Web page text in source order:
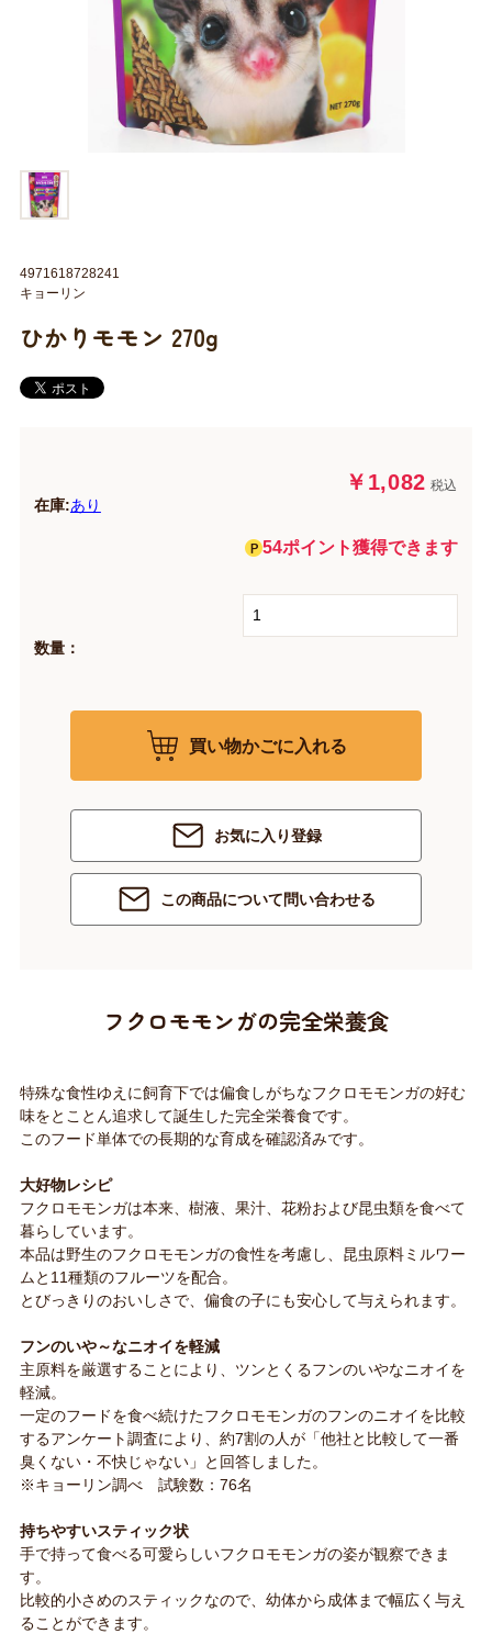
ひかりモモン 270g
￥1,082 税込
在庫:あり
54ポイント獲得できます
数量：
買い物かごに入れる
お気に入り登録
この商品について問い合わせる
4971618728241
キョーリン
フクロモモンガの完全栄養食
特殊な食性ゆえに飼育下では偏食しがちなフクロモモンガの好む
味をとことん追求して誕生した完全栄養食です。
このフード単体での長期的な育成を確認済みです。
大好物レシピ
フクロモモンガは本来、樹液、果汁、花粉および昆虫類を食べて
暮らしています。
本品は野生のフクロモモンガの食性を考慮し、昆虫原料ミルワー
ムと11種類のフルーツを配合。
とびっきりのおいしさで、偏食の子にも安心して与えられます。
フンのいや～なニオイを軽減
主原料を厳選することにより、ツンとくるフンのいやなニオイを
軽減。
一定のフードを食べ続けたフクロモモンガのフンのニオイを比較
するアンケート調査により、約7割の人が「他社と比較して一番
臭くない・不快じゃない」と回答しました。
※キョーリン調べ 試験数：76名
持ちやすいスティック状
手で持って食べる可愛らしいフクロモモンガの姿が観察できま
す。
比較的小さめのスティックなので、幼体から成体まで幅広く与え
ることができます。